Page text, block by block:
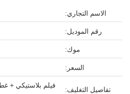
الاسم التجاري:
رقم الموديل:
موك:
السعر:
تفاصيل التغليف:
فيلم بلاستيكي +